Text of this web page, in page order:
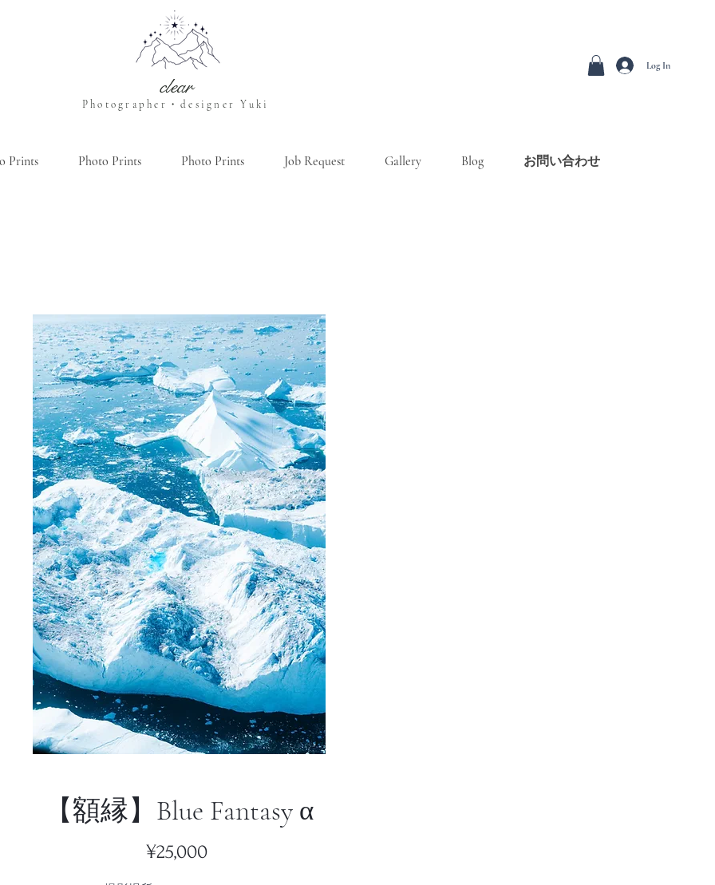
clear
Photographer・designer Yuki
Log In
Prints Photo Prints Photo Prints Job Request Gallery Blog お問い合わせ
【額縁】Blue Fantasy α
¥25,000Price